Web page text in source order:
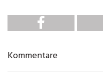
Kommentare